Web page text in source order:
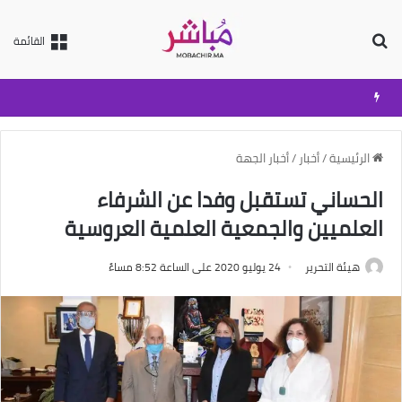
القائمة
الرئيسية/أخبار /أخبار الجهة
الحساني تستقبل وفدا عن الشرفاء
العلميين والجمعية العلمية العروسية
هيئة التحرير 24 يوليو 2020 على الساعة 8:52 مساءً